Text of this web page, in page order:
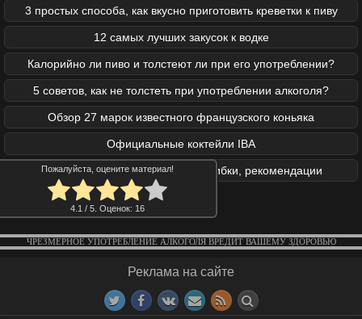
Пожалуйста, оцените материал!
4.1 / 5. Оценок: 16
3 простых способа, как вкусно приготовить креветки к пиву
12 самых лучших закусок к водке
Калорийно ли пиво и толстеют ли при его употреблении?
5 советов, как не толстеть при употреблении алкоголя?
Обзор 27 марок известного французского коньяка
Официальные коктейли IBA
Закуски под коньяк: правила, ошибки, рекомендации
ЧРЕЗМЕРНОЕ УПОТРЕБЛЕНИЕ АЛКОГОЛЯ ВРЕДИТ ВАШЕМУ ЗДОРОВЬЮ
Реклама на сайте